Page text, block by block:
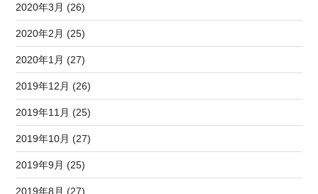
2020年3月 (26)
2020年2月 (25)
2020年1月 (27)
2019年12月 (26)
2019年11月 (25)
2019年10月 (27)
2019年9月 (25)
2019年8月 (27)